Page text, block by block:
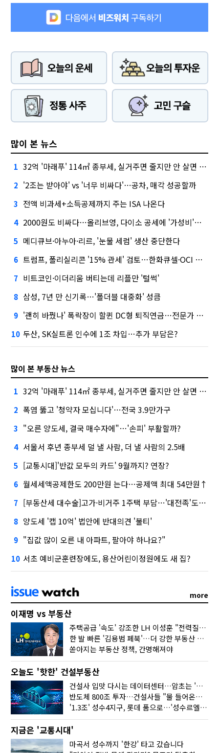
많이 본 뉴스
1 32억 '마래푸' 114㎡ 종부세, 실거주면 줄지만 안 살면 2.5배
2 '2조는 받아야' vs '너무 비싸다'…공차, 매각 성공할까
3 전액 비과세+소득공제까지 주는 ISA 나온다
4 2000원도 비싸다…올리브영, 다이소 공세에 '가성비'로 맞불
5 메디큐브·아누아·리르, '눈물 세럼' 생산 중단한다
6 트럼프, 폴리실리콘 '15% 관세' 검토…한화큐셀·OCI 영향은?
7 비트코인·이더리움 버티는데 리플만 '털썩'
8 삼성, 7년 만 신기록…'폴더블 대중화' 성큼
9 '괜히 바꿨나' 폭락장이 할퀸 DC형 퇴직연금…전문가 조언은
10 두산, SK실트론 인수에 1조 차입…추가 부담은?
많이 본 부동산 뉴스
1 32억 '마래푸' 114㎡ 종부세, 실거주면 줄지만 안 살면 2.5배
2 폭염 뚫고 '청약자 모십니다'…전국 3.9만가구
3 "오른 양도세, 결국 매수자에"…'손피' 부활할까?
4 서울서 후년 종부세 덜 낼 사람, 더 낼 사람의 2.5배
5 [교통시대]'반값 모두의 카드' 9월까지? 연장?
6 월세세액공제한도 200만원 는다…공제액 최대 54만원↑
7 [부동산세 대수술]고가·비거주 1주택 부담…'대전족'도 불똥
8 양도세 '캡 10억' 법안에 반대의견 '불티'
9 "집값 많이 오른 내 아파트, 팔아야 하나요?"
10 서초 예비군훈련장에도, 용산어린이정원에도 새 집?
more
이재명 vs 부동산
주택공급 '속도' 강조한 LH 이성훈 "전력질주해야"
한 발 빠른 '김용범 페북'…더 강한 부동산 규제 나오나
쏟아지는 부동산 정책, 간명해져야
오늘도 '핫한' 건설부동산
건설사 입맛 다시는 데이터센터…암초는 '주민 반대'
반도체 800조 투자…건설사들 "물 들어온다!"
'1.3조' 성수4지구, 롯데 품으로…'성수르엘 S70' 거듭
지금은 '교통시대'
마곡서 성수까지 '한강' 타고 갔습니다